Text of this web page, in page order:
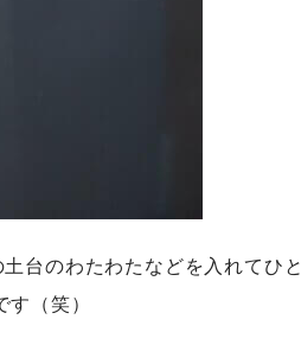
台のわたわたなどを入れてひと
（笑）